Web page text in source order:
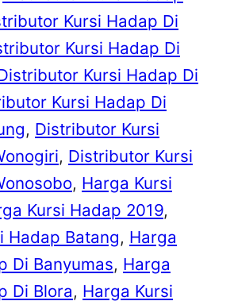
Kursi Hadap Di
Kursi Hadap Di
Kursi Hadap Di
Kursi Hadap Di
, Distributor Kursi
, Distributor Kursi
, Harga Kursi
Kursi Hadap 2019
Hadap Batang, Harga
Di Banyumas, Harga
Di Blora, Harga Kursi